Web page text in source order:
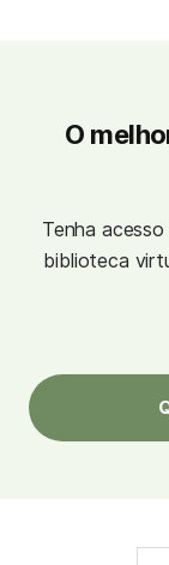
O
Tenha
biblioteca